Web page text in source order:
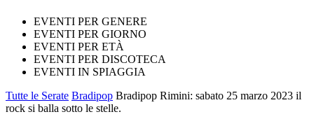
EVENTI PER GENERE
EVENTI PER GIORNO
EVENTI PER ETÀ
EVENTI PER DISCOTECA
EVENTI IN SPIAGGIA
Tutte le Serate Bradipop Bradipop Rimini: sabato 25 marzo 2023 il
rock si balla sotto le stelle.